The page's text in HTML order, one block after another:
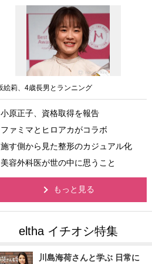
絵莉、4歳長男とランニング
小原正子、資格取得を報告
ファミマとヒロアカがコラボ
施す側から見た整形のカジュアル化
美容外科医が世の中に思うこと
もっと見る
川島海荷さんと学ぶ 日常に